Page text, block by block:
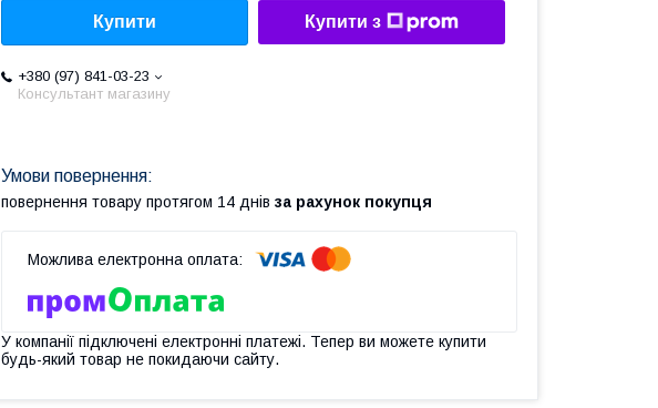
Купити Купити з
+380 (97) 841-03-23
Консультант магазину
повернення товару протягом 14 днів за рахунок покупця
У компанії підключені електронні платежі. Тепер ви можете купити
будь-який товар не покидаючи сайту.